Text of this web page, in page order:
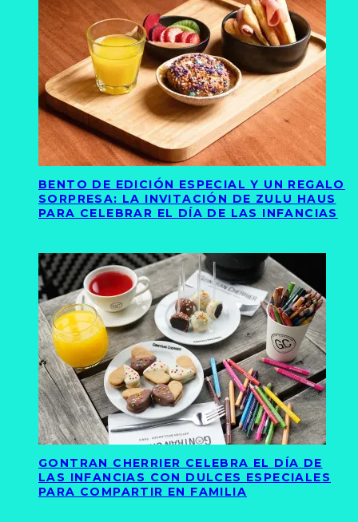
BENTO DE EDICIÓN ESPECIAL Y UN REGALO
SORPRESA: LA INVITACIÓN DE ZULU HAUS
PARA CELEBRAR EL DÍA DE LAS INFANCIAS
GONTRAN CHERRIER CELEBRA EL DÍA DE
LAS INFANCIAS CON DULCES ESPECIALES
PARA COMPARTIR EN FAMILIA